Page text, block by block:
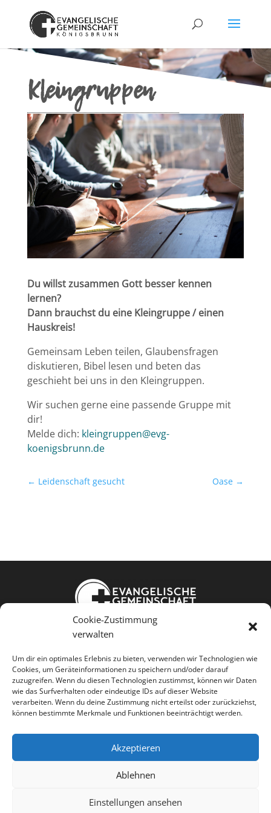
Cookie-Zustimmung
verwalten
Um dir ein optimales Erlebnis zu bieten, verwenden wir Technologien wie
Cookies, um Geräteinformationen zu speichern und/oder darauf
zuzugreifen. Wenn du diesen Technologien zustimmst, können wir Daten
wie das Surfverhalten oder eindeutige IDs auf dieser Website
verarbeiten. Wenn du deine Zustimmung nicht erteilst oder zurückziehst,
können bestimmte Merkmale und Funktionen beeinträchtigt werden.
Akzeptieren
Ablehnen
Einstellungen ansehen
Kleingruppen
Du willst zusammen Gott besser kennen
lernen?
Dann brauchst du eine Kleingruppe / einen
Hauskreis!
Gemeinsam Leben teilen, Glaubensfragen
diskutieren, Bibel lesen und beten das
geschieht bei uns in den Kleingruppen.
Wir suchen gerne eine passende Gruppe mit
dir!
Melde dich: kleingruppen@evg-
koenigsbrunn.de
← Leidenschaft gesucht Oase →
Weißkopfstraße 24
Jesus kennen Gemeinschaft leben
Menschen dienen

